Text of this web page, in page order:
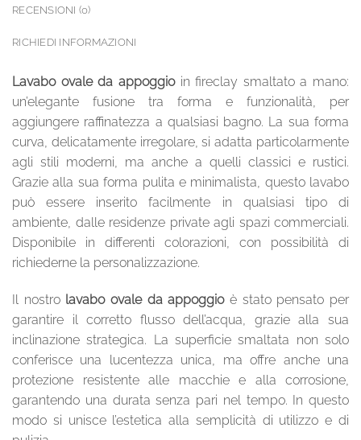
RECENSIONI (0)
RICHIEDI INFORMAZIONI
Lavabo ovale da appoggioin fireclay smaltato a mano:
un’elegante fusione tra forma e funzionalità, per
aggiungere raffinatezza a qualsiasi bagno. La sua forma
curva, delicatamente irregolare, si adatta particolarmente
agli stili moderni, ma anche a quelli classici e rustici.
Grazie alla sua forma pulita e minimalista, questo lavabo
può essere inserito facilmente in qualsiasi tipo di
ambiente, dalle residenze private agli spazi commerciali.
Disponibile in differenti colorazioni, con possibilità di
richiederne la personalizzazione.
Il nostro lavabo ovale da appoggioè stato pensato per
garantire il corretto flusso dell’acqua, grazie alla sua
inclinazione strategica. La superficie smaltata non solo
conferisce una lucentezza unica, ma offre anche una
protezione resistente alle macchie e alla corrosione,
garantendo una durata senza pari nel tempo. In questo
modo si unisce l’estetica alla semplicità di utilizzo e di